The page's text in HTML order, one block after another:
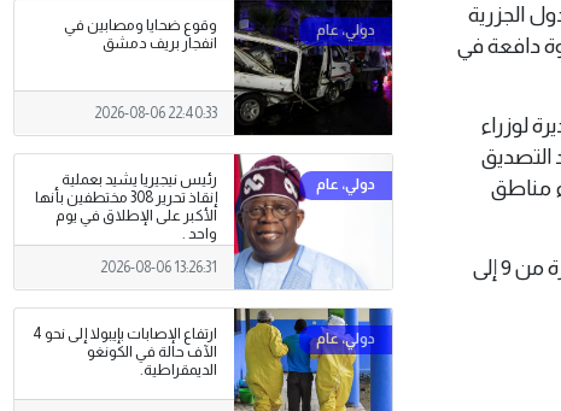
الجزرية
دافعة في
لوزراء
التصديق
مناطق
وكان مؤتمر للأمم المتحدة للمحيطات (UNOC) قد عُقد في مدينة نيس الفرنسية في الفترة من 9 إلى
وقوع ضحايا ومصابين في
انفجار بريف دمشق
2026-08-06 22:40:33
رئيس نيجيريا يشيد بعملية
إنقاذ تحرير 308 مختطفين بأنها
الأكبر على الإطلاق في يوم
واحد .
2026-08-06 13:26:31
ارتفاع الإصابات بإيبولا إلى نحو 4
الآف حالة في الكونغو
الديمقراطية.